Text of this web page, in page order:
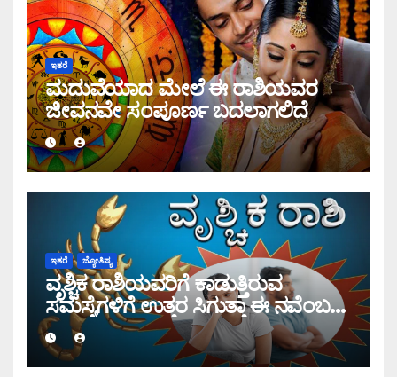
ಇತರೆ
ಮದುವೆಯಾದ ಮೇಲೆ ಈ ರಾಶಿಯವರ
ಜೀವನವೇ ಸಂಪೂರ್ಣ ಬದಲಾಗಲಿದೆ
ಇತರೆ ಜ್ಯೋತಿಷ್ಯ
ವೃಶ್ಚಿಕ ರಾಶಿಯವರಿಗೆ ಕಾಡುತ್ತಿರುವ
ಸಮಸ್ಯೆಗಳಿಗೆ ಉತ್ತರ ಸಿಗುತ್ತಾ ಈ ನವೆಂಬರ್
ತಿಂಗಳಲ್ಲಿ?